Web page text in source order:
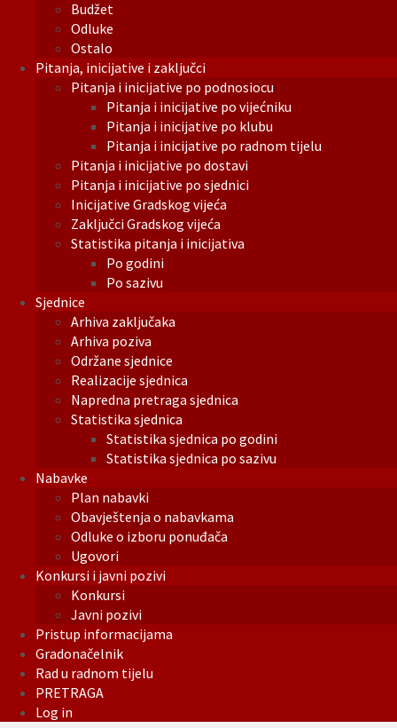
Budžet
Odluke
Ostalo
Pitanja, inicijative i zaključci
Pitanja i inicijative po podnosiocu
Pitanja i inicijative po vijećniku
Pitanja i inicijative po klubu
Pitanja i inicijative po radnom tijelu
Pitanja i inicijative po dostavi
Pitanja i inicijative po sjednici
Inicijative Gradskog vijeća
Zaključci Gradskog vijeća
Statistika pitanja i inicijativa
Po godini
Po sazivu
Sjednice
Arhiva zaključaka
Arhiva poziva
Održane sjednice
Realizacije sjednica
Napredna pretraga sjednica
Statistika sjednica
Statistika sjednica po godini
Statistika sjednica po sazivu
Nabavke
Plan nabavki
Obavještenja o nabavkama
Odluke o izboru ponuđača
Ugovori
Konkursi i javni pozivi
Konkursi
Javni pozivi
Pristup informacijama
Gradonačelnik
Rad u radnom tijelu
PRETRAGA
Log in